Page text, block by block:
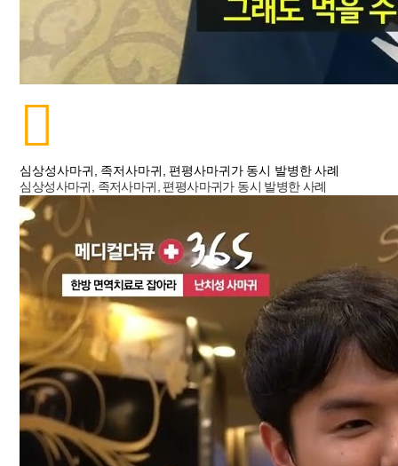
심상성사마귀, 족저사마귀, 편평사마귀가 동시 발병한 사례
심상성사마귀, 족저사마귀, 편평사마귀가 동시 발병한 사례